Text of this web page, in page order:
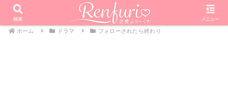
ホーム ドラマ フォローされたら終わり
検索 メニュー